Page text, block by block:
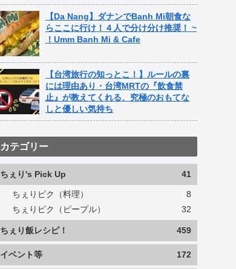
【Da Nang】ダナンでBanh Mi朝食な
らここに行け！４人で分け分け推奨！ ~
！Umm Banh Mi & Cafe
【台湾旅行の知っとこ！】ルールの裏
には理由あり・台湾MRTの『飲食禁
止』が教えてくれる、究極のおもてな
しと優しい気持ち
カテゴリー
ちぇり's Pick Up 41
ちぇりピク（料理）
8
ちぇりピク（ピープル）
32
ちぇり飯レシピ！ 459
イベント等 172